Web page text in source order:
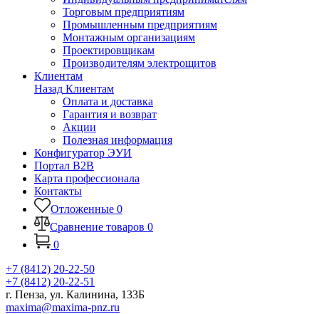
Торговым предприятиям
Промышленным предприятиям
Монтажным организациям
Проектировщикам
Производителям электрощитов
Клиентам
Назад Клиентам
Оплата и доставка
Гарантия и возврат
Акции
Полезная информация
Конфигуратор ЭУИ
Портал B2B
Карта профессионала
Контакты
Отложенные 0
Сравнение товаров 0
0
+7 (8412) 20-22-50
+7 (8412) 20-22-51
г. Пенза, ул. Калинина, 133Б
maxima@maxima-pnz.ru